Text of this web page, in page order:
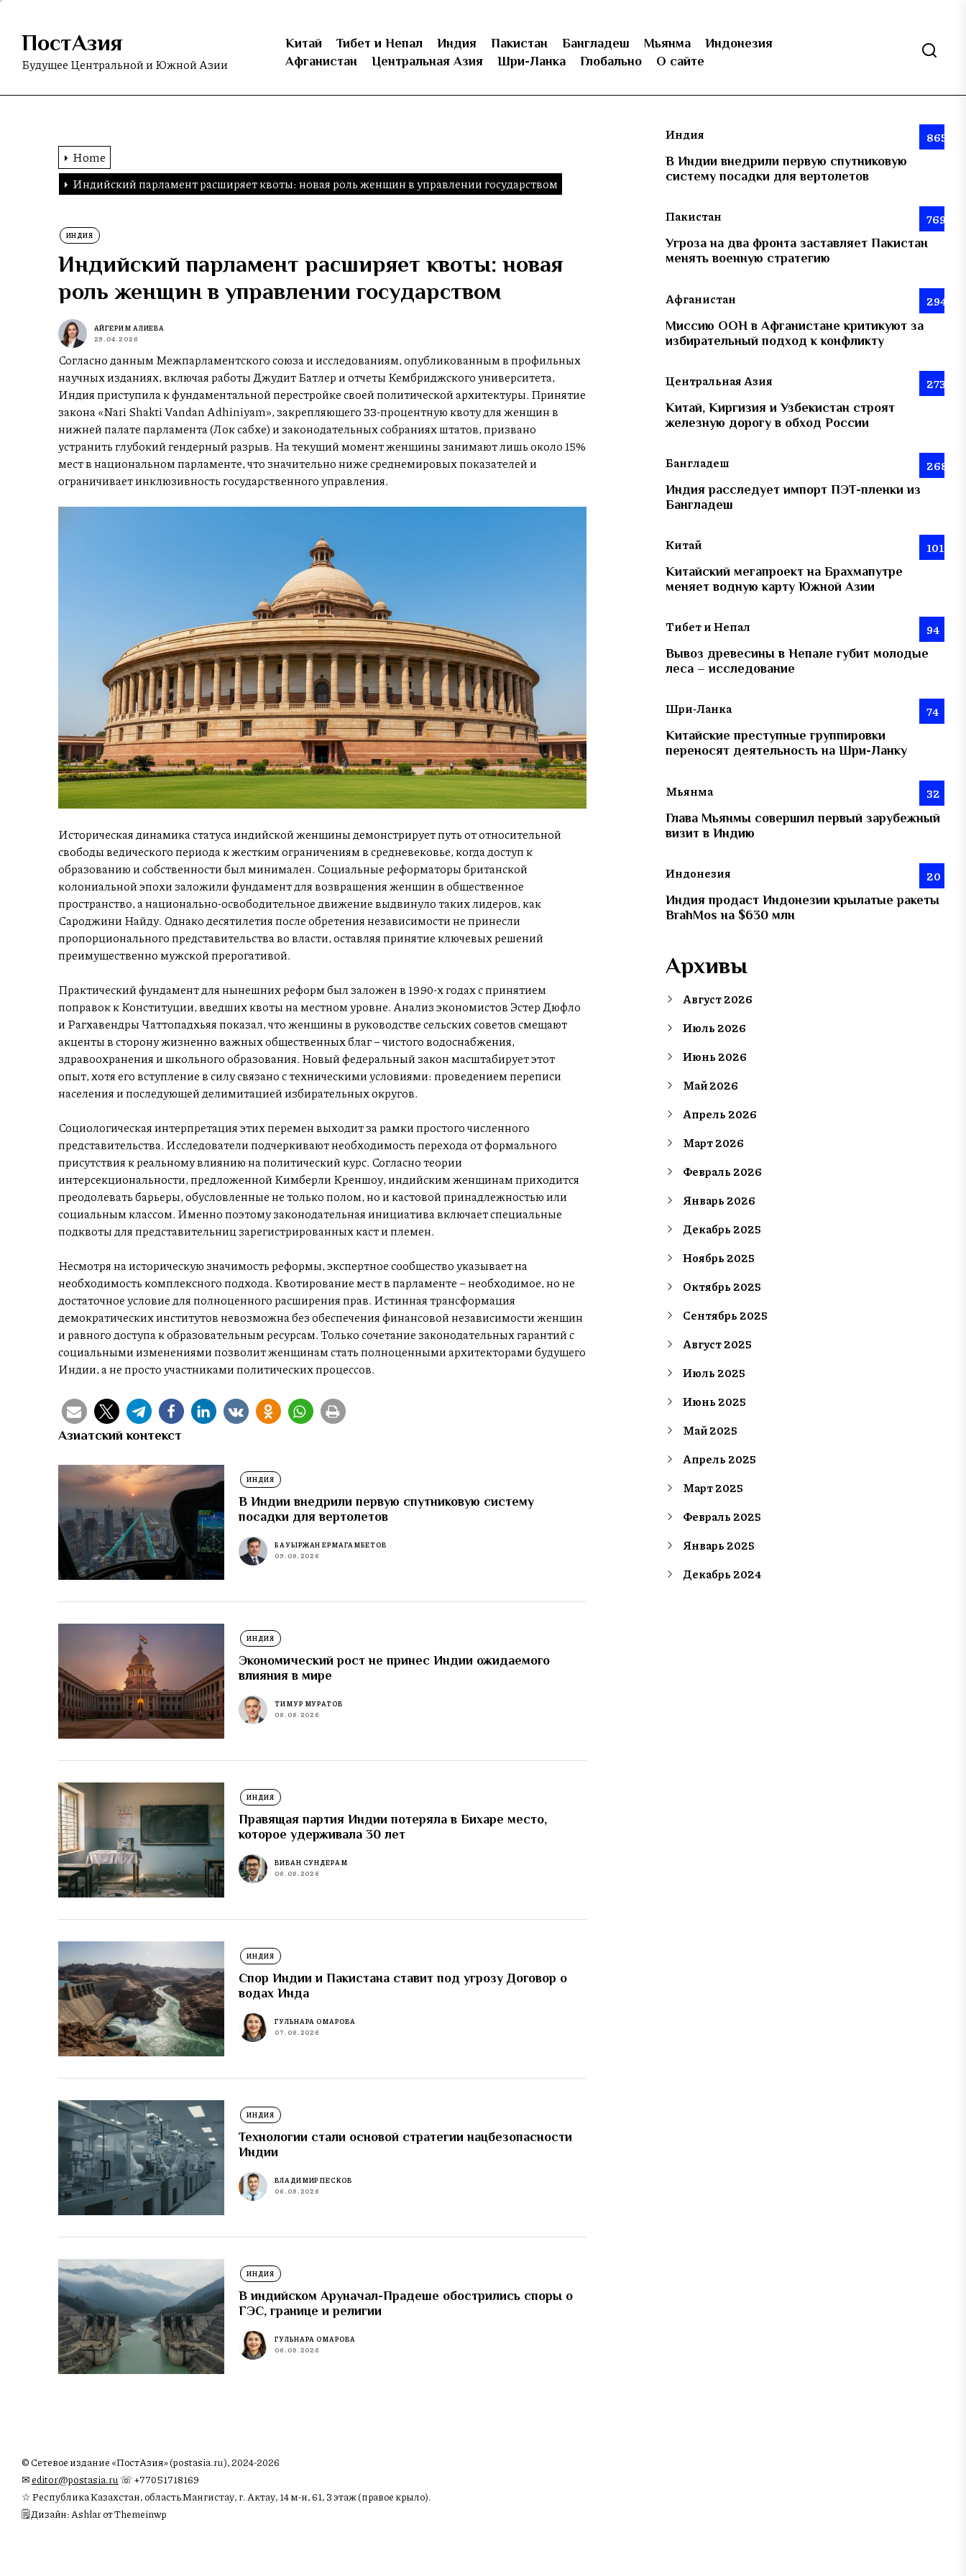
Skip
content
ПостАзия
Будущее Центральной и Южной Азии
Китай Тибет и Непал Индия Пакистан Бангладеш Мьянма
Индонезия
Афганистан
Центральная Азия Шри-Ланка Глобально О сайте
Home
Индийский парламент расширяет квоты: новая роль женщин в управлении государством
ИНДИЯ
Индийский парламент расширяет квоты: новая
роль женщин в управлении государством
АЙГЕРИМ АЛИЕВА
29.04.2026
Согласно данным Межпарламентского союза и исследованиям, опубликованным в профильных
научных изданиях, включая работы Джудит Батлер и отчеты Кембриджского университета,
Индия приступила к фундаментальной перестройке своей политической архитектуры. Принятие
закона «Nari Shakti Vandan Adhiniyam», закрепляющего 33-процентную квоту для женщин в
нижней палате парламента (Лок сабхе) и законодательных собраниях штатов, призвано
устранить глубокий гендерный разрыв. На текущий момент женщины занимают лишь около 15%
мест в национальном парламенте, что значительно ниже среднемировых показателей и
ограничивает инклюзивность государственного управления.
Историческая динамика статуса индийской женщины демонстрирует путь от относительной
свободы ведического периода к жестким ограничениям в средневековье, когда доступ к
образованию и собственности был минимален. Социальные реформаторы британской
колониальной эпохи заложили фундамент для возвращения женщин в общественное
пространство, а национально-освободительное движение выдвинуло таких лидеров, как
Сароджини Найду. Однако десятилетия после обретения независимости не принесли
пропорционального представительства во власти, оставляя принятие ключевых решений
преимущественно мужской прерогативой.
Практический фундамент для нынешних реформ был заложен в 1990-х годах с принятием
поправок к Конституции, введших квоты на местном уровне. Анализ экономистов Эстер Дюфло
и Рагхавендры Чаттопадхьяя показал, что женщины в руководстве сельских советов смещают
акценты в сторону жизненно важных общественных благ – чистого водоснабжения,
здравоохранения и школьного образования. Новый федеральный закон масштабирует этот
опыт, хотя его вступление в силу связано с техническими условиями: проведением переписи
населения и последующей делимитацией избирательных округов.
Социологическая интерпретация этих перемен выходит за рамки простого численного
представительства. Исследователи подчеркивают необходимость перехода от формального
присутствия к реальному влиянию на политический курс. Согласно теории
интерсекциональности, предложенной Кимберли Креншоу, индийским женщинам приходится
преодолевать барьеры, обусловленные не только полом, но и кастовой принадлежностью или
социальным классом. Именно поэтому законодательная инициатива включает специальные
подквоты для представительниц зарегистрированных каст и племен.
Несмотря на историческую значимость реформы, экспертное сообщество указывает на
необходимость комплексного подхода. Квотирование мест в парламенте – необходимое, но не
достаточное условие для полноценного расширения прав. Истинная трансформация
демократических институтов невозможна без обеспечения финансовой независимости женщин
и равного доступа к образовательным ресурсам. Только сочетание законодательных гарантий с
социальными изменениями позволит женщинам стать полноценными архитекторами будущего
Индии, а не просто участниками политических процессов.
Азиатский контекст
ИНДИЯ
В Индии внедрили первую спутниковую систему
посадки для вертолетов
БАУЫРЖАН ЕРМАГАМБЕТОВ
09.08.2026
ИНДИЯ
Экономический рост не принес Индии ожидаемого
влияния в мире
ТИМУР МУРАТОВ
08.08.2026
ИНДИЯ
Правящая партия Индии потеряла в Бихаре место,
которое удерживала 30 лет
ВИВАН СУНДЕРАМ
08.08.2026
ИНДИЯ
Спор Индии и Пакистана ставит под угрозу Договор о
водах Инда
ГУЛЬНАРА ОМАРОВА
07.08.2026
ИНДИЯ
Технологии стали основой стратегии нацбезопасности
Индии
ВЛАДИМИР ПЕСКОВ
06.08.2026
ИНДИЯ
В индийском Аруначал-Прадеше обострились споры о
ГЭС, границе и религии
ГУЛЬНАРА ОМАРОВА
06.08.2026
Индия 865
В Индии внедрили первую спутниковую
систему посадки для вертолетов
Пакистан 769
Угроза на два фронта заставляет Пакистан
менять военную стратегию
Афганистан 294
Миссию ООН в Афганистане критикуют за
избирательный подход к конфликту
Центральная Азия 273
Китай, Киргизия и Узбекистан строят
железную дорогу в обход России
Бангладеш 268
Индия расследует импорт ПЭТ-пленки из
Бангладеш
Китай 101
Китайский мегапроект на Брахмапутре
меняет водную карту Южной Азии
Тибет и Непал 94
Вывоз древесины в Непале губит молодые
леса – исследование
Шри-Ланка 74
Китайские преступные группировки
переносят деятельность на Шри-Ланку
Мьянма 32
Глава Мьянмы совершил первый зарубежный
визит в Индию
Индонезия 20
Индия продаст Индонезии крылатые ракеты
BrahMos на $630 млн
Архивы
Август 2026
Июль 2026
Июнь 2026
Май 2026
Апрель 2026
Март 2026
Февраль 2026
Январь 2026
Декабрь 2025
Ноябрь 2025
Октябрь 2025
Сентябрь 2025
Август 2025
Июль 2025
Июнь 2025
Май 2025
Апрель 2025
Март 2025
Февраль 2025
Январь 2025
Декабрь 2024
© Сетевое издание «ПостАзия» (postasia.ru), 2024-2026
✉︎editor@postasia.ru ☏ +77051718169
☆ Республика Казахстан, область Мангистау, г. Актау, 14 м-н, 61, 3 этаж (правое крыло).
🗒 Дизайн: Ashlar от Themeinwp